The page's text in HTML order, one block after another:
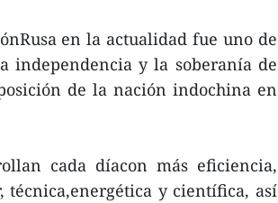
en la actualidad fue uno de
independencia y la soberanía de
de la nación indochina en
cada díacon más eficiencia,
y científica, así